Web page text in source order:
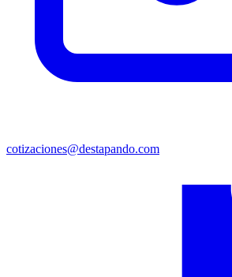
cotizaciones@destapando.com